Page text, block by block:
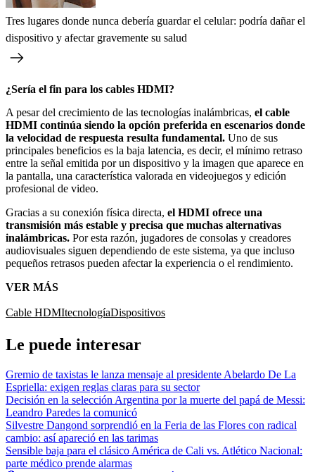
Tres lugares donde nunca debería guardar el celular: podría dañar el
dispositivo y afectar gravemente su salud
¿Sería el fin para los cables HDMI?
A pesar del crecimiento de las tecnologías inalámbricas, el cable
HDMI continúa siendo la opción preferida en escenarios donde
la velocidad de respuesta resulta fundamental. Uno de sus
principales beneficios es la baja latencia, es decir, el mínimo retraso
entre la señal emitida por un dispositivo y la imagen que aparece en
la pantalla, una característica valorada en videojuegos y edición
profesional de video.
Gracias a su conexión física directa, el HDMI ofrece una
transmisión más estable y precisa que muchas alternativas
inalámbricas. Por esta razón, jugadores de consolas y creadores
audiovisuales siguen dependiendo de este sistema, ya que incluso
pequeños retrasos pueden afectar la experiencia o el rendimiento.
VER MÁS
Cable HDMItecnologíaDispositivos
Le puede interesar
Gremio de taxistas le lanza mensaje al presidente Abelardo De La
Espriella: exigen reglas claras para su sector
Decisión en la selección Argentina por la muerte del papá de Messi:
Leandro Paredes la comunicó
Silvestre Dangond sorprendió en la Feria de las Flores con radical
cambio: así apareció en las tarimas
Sensible baja para el clásico América de Cali vs. Atlético Nacional:
parte médico prende alarmas